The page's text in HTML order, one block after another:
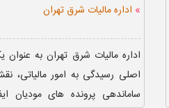
» اداره مالیات شرق تهران
اداره مالیات شرق تهران به عنوان
اصلی رسیدگی به امور مالیاتی،
ساماندهی پرونده های مودیان